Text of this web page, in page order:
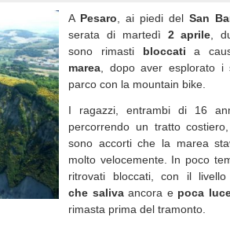
A Pesaro , ai piedi del San
serata di martedì 2 aprile ,
sono rimasti bloccati a
marea , dopo aver esplorato i
parco con la mountain bike.
I ragazzi, entrambi di 16
percorrendo un tratto
sono accorti che la marea
molto velocemente. In poco
ritrovati bloccati, con il livello
che salivaancora e poca
rimasta prima del tramonto.